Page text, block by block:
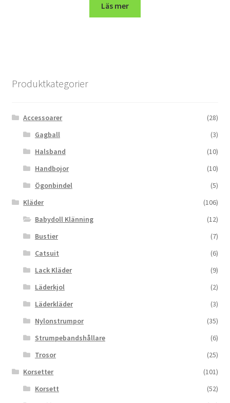
Läs mer
Produktkategorier
Accessoarer
(28)
Gagball
(3)
Halsband
(10)
Handbojor
(10)
Ögonbindel
(5)
Kläder
(106)
Babydoll Klänning
(12)
Bustier
(7)
Catsuit
(6)
Lack Kläder
(9)
Läderkjol
(2)
Läderkläder
(3)
Nylonstrumpor
(35)
Strumpebandshållare
(6)
Trosor
(25)
Korsetter
(101)
Korsett
(52)